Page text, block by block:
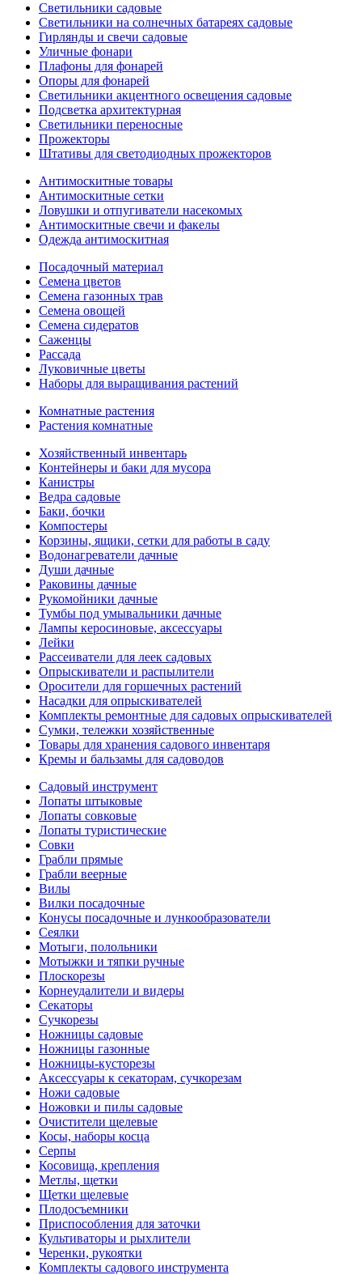
Светильники садовые
Светильники на солнечных батареях садовые
Гирлянды и свечи садовые
Уличные фонари
Плафоны для фонарей
Опоры для фонарей
Светильники акцентного освещения садовые
Подсветка архитектурная
Светильники переносные
Прожекторы
Штативы для светодиодных прожекторов
Антимоскитные товары
Антимоскитные сетки
Ловушки и отпугиватели насекомых
Антимоскитные свечи и факелы
Одежда антимоскитная
Посадочный материал
Семена цветов
Семена газонных трав
Семена овощей
Семена сидератов
Саженцы
Рассада
Луковичные цветы
Наборы для выращивания растений
Комнатные растения
Растения комнатные
Хозяйственный инвентарь
Контейнеры и баки для мусора
Канистры
Ведра садовые
Баки, бочки
Компостеры
Корзины, ящики, сетки для работы в саду
Водонагреватели дачные
Души дачные
Раковины дачные
Рукомойники дачные
Тумбы под умывальники дачные
Лампы керосиновые, аксессуары
Лейки
Рассеиватели для леек садовых
Опрыскиватели и распылители
Оросители для горшечных растений
Насадки для опрыскивателей
Комплекты ремонтные для садовых опрыскивателей
Сумки, тележки хозяйственные
Товары для хранения садового инвентаря
Кремы и бальзамы для садоводов
Садовый инструмент
Лопаты штыковые
Лопаты совковые
Лопаты туристические
Совки
Грабли прямые
Грабли веерные
Вилы
Вилки посадочные
Конусы посадочные и лункообразователи
Сеялки
Мотыги, полольники
Мотыжки и тяпки ручные
Плоскорезы
Корнеудалители и видеры
Секаторы
Сучкорезы
Ножницы садовые
Ножницы газонные
Ножницы-кусторезы
Аксессуары к секаторам, сучкорезам
Ножи садовые
Ножовки и пилы садовые
Очистители щелевые
Косы, наборы косца
Серпы
Косовища, крепления
Метлы, щетки
Щетки щелевые
Плодосъемники
Приспособления для заточки
Культиваторы и рыхлители
Черенки, рукоятки
Комплекты садового инструмента